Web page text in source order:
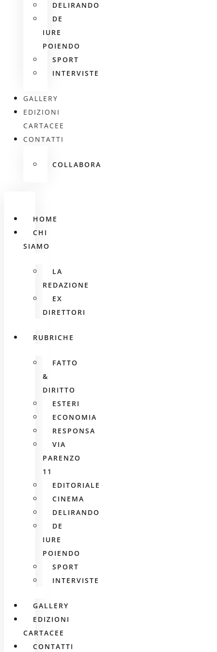
DELIRANDO
DE
IURE
POIENDO
SPORT
INTERVISTE
GALLERY
EDIZIONI
CARTACEE
CONTATTI
COLLABORA
HOME
CHI
SIAMO
LA
REDAZIONE
EX
DIRETTORI
RUBRICHE
FATTO
&
DIRITTO
ESTERI
ECONOMIA
RESPONSA
VIA
PARENZO
11
EDITORIALE
CINEMA
DELIRANDO
DE
IURE
POIENDO
SPORT
INTERVISTE
GALLERY
EDIZIONI
CARTACEE
CONTATTI